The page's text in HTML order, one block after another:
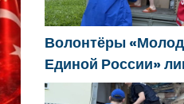
Волонтёры
Единой России»
последствия